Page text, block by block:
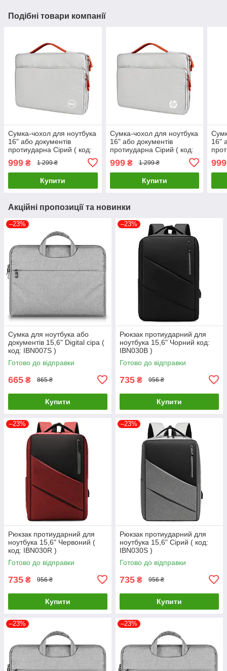
Подібні товари компанії
Сумка-чохол для ноутбука
16" або документів
протиударна Сірий ( код:
999 ₴ 1 299 ₴
Купити
Сумка-чохол для ноутбука
16" або документів
протиударна Сірий ( код:
999₴ 1 299 ₴
Купити
16"
999
Акційні пропозиції та новинки
–23%
Сумка для ноутбука або
документів 15,6" Digital сіра (
код: IBN007S )
Готово до відправки
665 ₴ 865 ₴
Купити
–23%
Рюкзак протиударний для
ноутбука 15,6" Чорний код:
IBN030B )
Готово до відправки
735 ₴ 956 ₴
Купити
–23%
Рюкзак протиударний для
ноутбука 15,6" Червоний (
код: IBN030R )
Готово до відправки
735 ₴ 956 ₴
Купити
–23%
Рюкзак протиударний для
ноутбука 15,6" Сірий ( код:
IBN030S )
Готово до відправки
735 ₴ 956 ₴
Купити
–23% –23%